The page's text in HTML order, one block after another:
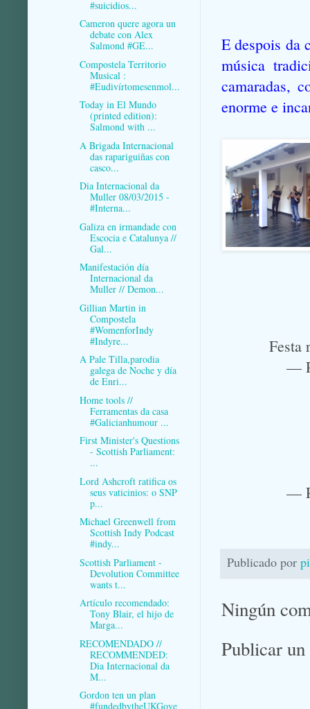
E despois da
música
camaradas,
enorme e
Festa
—
—
Publicado por
Ningún
Publicar
#suicidios...
Cameron quere agora un
debate con Alex
Salmond #GE...
Compostela Territorio
Musical :
#Eudivírtomesenmol...
Today in El Mundo
(printed edition):
Salmond with ...
A Brigada Internacional
das rapariguiñas con
casco...
Dia Internacional da
Muller 08/03/2015 -
#Interna...
Galiza en irmandade con
Escocia e Catalunya //
Gal...
Manifestación día
Internacional da
Muller // Demon...
Gillian Martin in
Compostela
#WomenforIndy
#Indyre...
A Pale Tilla,parodia
galega de Noche y día
de Enri...
Home tools //
Ferramentas da casa
#Galicianhumour ...
First Minister's Questions
- Scottish Parliament:
...
Lord Ashcroft ratifica os
seus vaticinios: o SNP
p...
Michael Greenwell from
Scottish Indy Podcast
#indy...
Scottish Parliament -
Devolution Committee
wants t...
Artículo recomendado:
Tony Blair, el hijo de
Marga...
RECOMENDADO //
RECOMMENDED:
Dia Internacional da
M...
Gordon ten un plan
#fundedbytheUKGove